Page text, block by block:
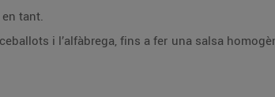
tant.
i l’alfàbrega, fins a fer una salsa